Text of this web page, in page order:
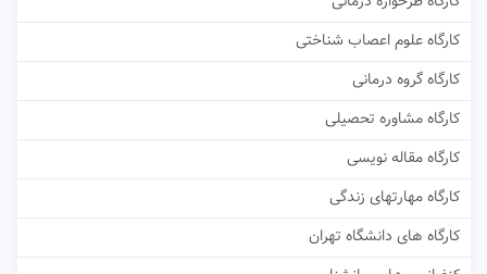
کارگاه علوم اعصاب شناختی
کارگاه گروه درمانی
کارگاه مشاوره تحصیلی
کارگاه مقاله نویسی
کارگاه مهارتهای زندگی
کارگاه های دانشگاه تهران